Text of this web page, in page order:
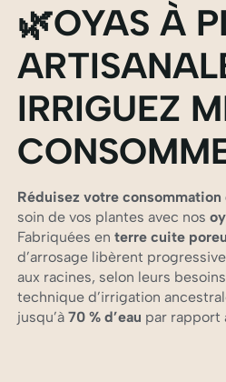
🌿OYAS À
IRRIGUEZ
Réduisez votre consommation
soin de vos plantes avec nos
Fabriquées enterre cuite
d’arrosage libèrent
aux racines, selon leurs
technique d’irrigation
jusqu’à70 % d’eau par rapport